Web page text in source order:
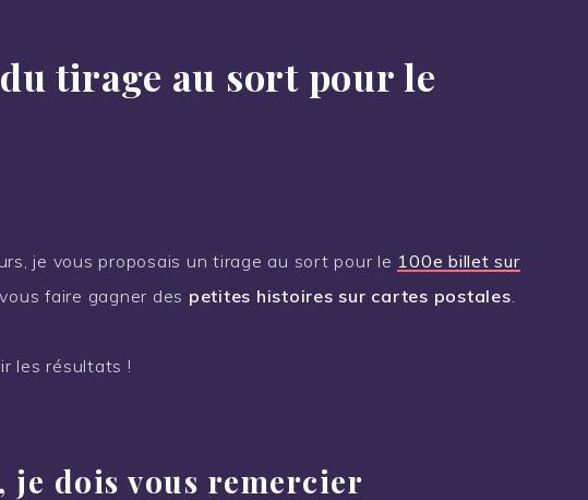
tirage au sort pour le
je vous proposais un tirage au sort pour le 100e billet sur
vous faire gagner des petites histoires sur cartes postales
les résultats !
je dois vous remercier